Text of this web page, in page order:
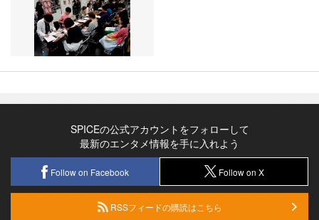
SPICEの公式アカウントをフォローして
最新のエンタメ情報を手に入れよう
Follow on Facebook Follow on X
RSSフィードの購読はこちら